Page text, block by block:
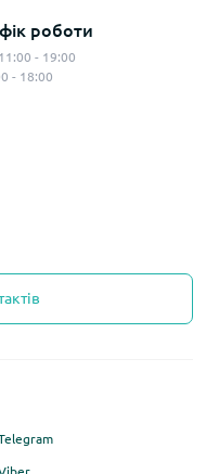
роботи
- 19:00
- 18:00